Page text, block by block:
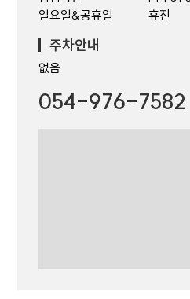
일요일&공휴일
휴진
주차안내
없음
054-976-7582